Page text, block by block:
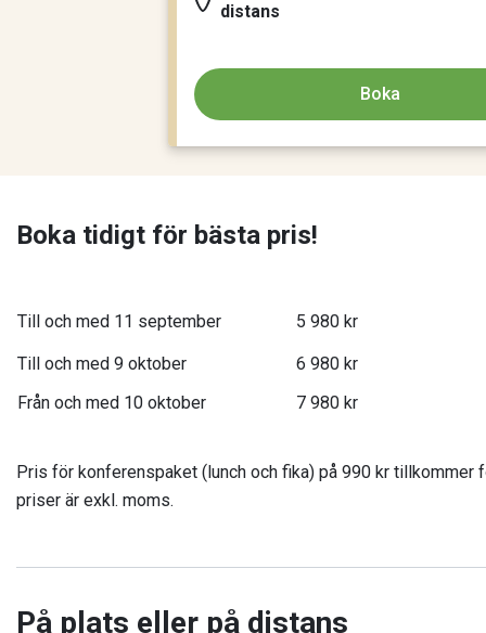
distans
Boka
Boka tidigt för bästa pris!
Till och med 11 september 5 980 kr
Till och med 9 oktober
6 980 kr
Från och med 10 oktober
7 980 kr
Pris för konferenspaket (lunch och fika) på 990 kr tillkommer
priser är exkl. moms.
På plats eller på distans